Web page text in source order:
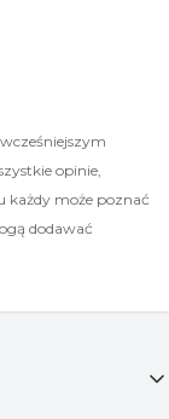
opinie,
każdy może poznać
dodawać